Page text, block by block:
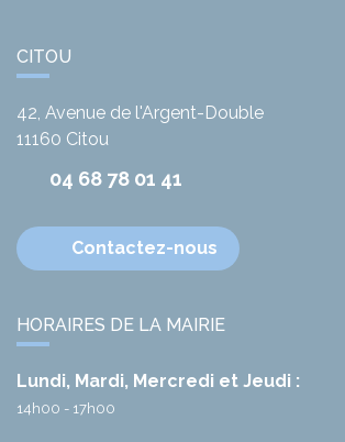
CITOU
42, Avenue de l'Argent-Double
11160 Citou
04 68 78 01 41
Contactez-nous
HORAIRES DE LA MAIRIE
Lundi, Mardi, Mercredi et Jeudi :
14h00 - 17h00